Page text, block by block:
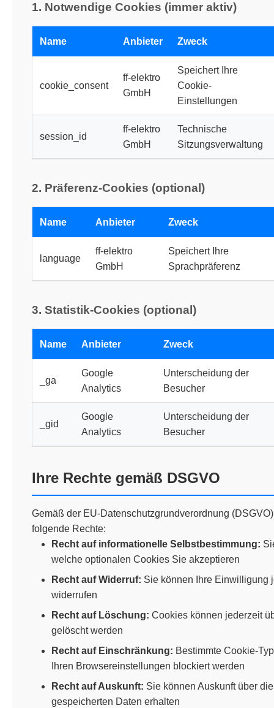
1. Notwendige Cookies (immer aktiv)
Name Anbieter Zweck
cookie_consent
ff-elektro
GmbH
Speichert Ihre
Cookie-
Einstellungen
session_id
ff-elektro
GmbH
Technische
Sitzungsverwaltung
2. Präferenz-Cookies (optional)
Name Anbieter Zweck
language
ff-elektro
GmbH
Speichert Ihre
Sprachpräferenz
3. Statistik-Cookies (optional)
Name Anbieter Zweck
_ga
Google
Analytics
Unterscheidung der
Besucher
_gid
Google
Analytics
Unterscheidung der
Besucher
Ihre Rechte gemäß DSGVO
Gemäß der EU-Datenschutzgrundverordnung
folgende Rechte:
Recht auf informationelle Selbstbestimmung:
welche optionalen Cookies Sie akzeptieren
Recht auf Widerruf: Sie können Ihre Einwilligung
widerrufen
Recht auf Löschung: Cookies können jederzeit
gelöscht werden
Recht auf Einschränkung: Bestimmte Cookie-
Ihren Browsereinstellungen blockiert werden
Recht auf Auskunft: Sie können Auskunft über
gespeicherten Daten erhalten